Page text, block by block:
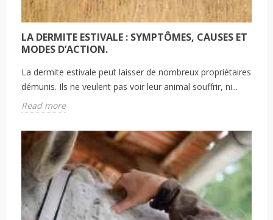
LA DERMITE ESTIVALE : SYMPTÔMES, CAUSES ET
MODES D’ACTION.
La dermite estivale peut laisser de nombreux propriétaires
démunis. Ils ne veulent pas voir leur animal souffrir, ni...
Read more